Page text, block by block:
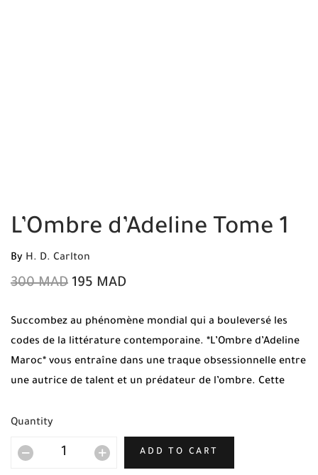
L’Ombre d’Adeline Tome 1
By H. D. Carlton
300MAD 195 MAD
Succombez au phénomène mondial qui a bouleversé les
codes de la littérature contemporaine. *L’Ombre d’Adeline
Maroc* vous entraîne dans une traque obsessionnelle entre
une autrice de talent et un prédateur de l’ombre. Cette
accessible chez Mabooko avec la *Livraison Gratuite* et
les villes du Royaume.
Quantity
ADD TO CART